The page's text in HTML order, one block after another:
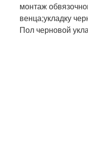
монтаж
венца;укладку
Пол черновой